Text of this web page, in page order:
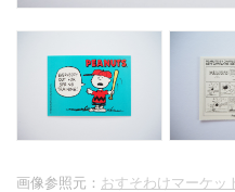
画像参照元： おすそわけマーケッ